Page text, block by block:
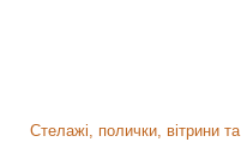
Стелажі, полички, вітрини та